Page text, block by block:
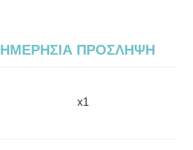
ΠΡΟΣΛΗΨΗ
x1